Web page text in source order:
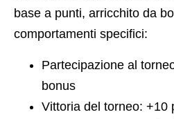
base a punti, arricchito da
comportamenti specifici:
Partecipazione al
bonus
Vittoria del torneo: +10